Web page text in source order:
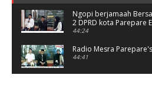
Ngopi berjamaah
2 DPRD kota Parepare
44:24
Radio Mesra
44:41